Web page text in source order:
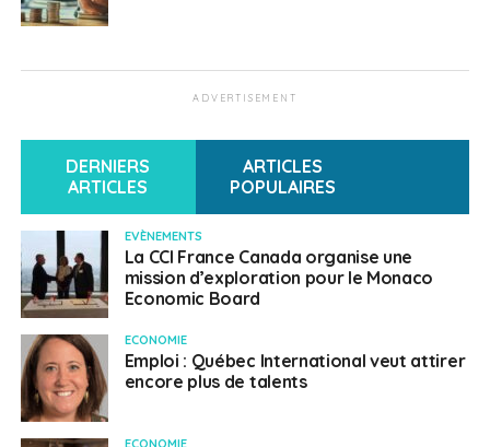
ADVERTISEMENT
DERNIERS
ARTICLES
ARTICLES
POPULAIRES
EVÈNEMENTS
La CCI France Canada organise une
mission d’exploration pour le Monaco
Economic Board
ECONOMIE
Emploi : Québec International veut attirer
encore plus de talents
ECONOMIE